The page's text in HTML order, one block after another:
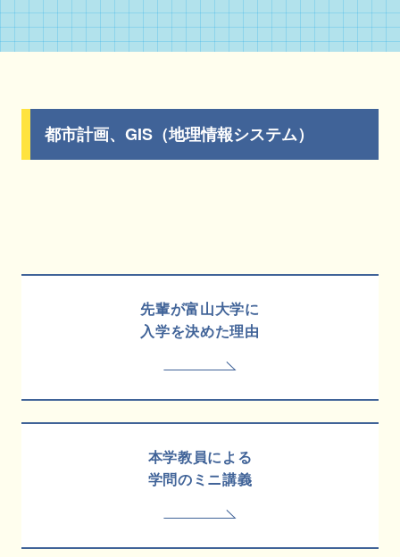
都市計画、GIS（地理情報システム）
先輩が富山大学に
入学を決めた理由
本学教員による
学問のミニ講義